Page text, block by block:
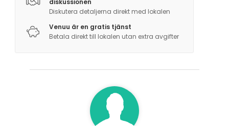
Diskutera detaljerna direkt med lokalen
Venuu är en gratis tjänst
Betala direkt till lokalen utan extra avgifter